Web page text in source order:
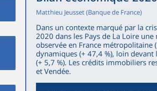
Matthieu Jeusset (Banque de France)
Dans un contexte marqué par la
2020 dans les Pays de La Loire
observée en France métropolitaine
dynamiques (+ 47,4 %), loin
(+ 5,7 %). Les crédits immobiliers
et Vendée.